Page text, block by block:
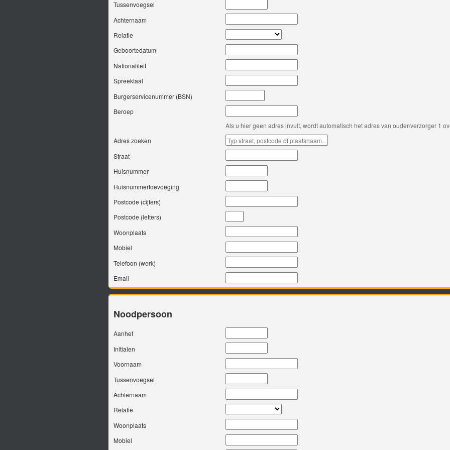
Tussenvoegsel
Achternaam
Relatie
Geboortedatum
Nationaliteit
Spreektaal
Burgerservicenummer (BSN)
Beroep
Als u hier geen adres invult, wordt automatisch het adres van ouder/verzorger 1
Adres zoeken
Straat
Huisnummer
Huisnummertoevoeging
Postcode (cijfers)
Postcode (letters)
Woonplaats
Mobiel
Telefoon (werk)
Email
Noodpersoon
Aanhef
Initialen
Voornaam
Tussenvoegsel
Achternaam
Relatie
Woonplaats
Mobiel